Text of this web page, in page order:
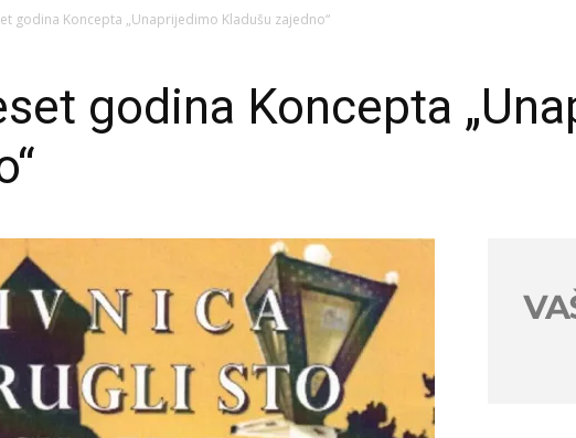
godina Koncepta „Unaprijedimo Kladušu zajedno“
godina Koncepta